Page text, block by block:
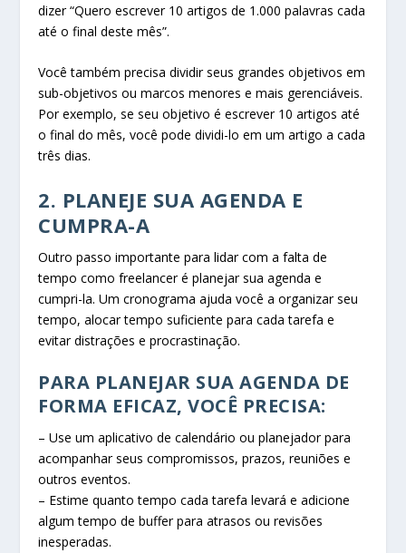
dizer “Quero escrever 10 artigos de 1.000 palavras cada
até o final deste mês”.
Você também precisa dividir seus grandes objetivos em
sub-objetivos ou marcos menores e mais gerenciáveis.
Por exemplo, se seu objetivo é escrever 10 artigos até
o final do mês, você pode dividi-lo em um artigo a cada
três dias.
2. PLANEJE SUA AGENDA E
CUMPRA-A
Outro passo importante para lidar com a falta de
tempo como freelancer é planejar sua agenda e
cumpri-la. Um cronograma ajuda você a organizar seu
tempo, alocar tempo suficiente para cada tarefa e
evitar distrações e procrastinação.
PARA PLANEJAR SUA AGENDA DE
FORMA EFICAZ, VOCÊ PRECISA:
– Use um aplicativo de calendário ou planejador para
acompanhar seus compromissos, prazos, reuniões e
outros eventos.
– Estime quanto tempo cada tarefa levará e adicione
algum tempo de buffer para atrasos ou revisões
inesperadas.